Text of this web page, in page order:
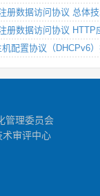
册数据访问协议 总体
册数据访问协议 HTTP
配置协议（DHCPv6
管理委员会
术审评中心